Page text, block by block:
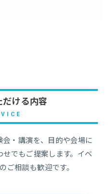
ける内容
・講演を、目的や会場に
でもご提案します。イベ
ご相談も歓迎です。